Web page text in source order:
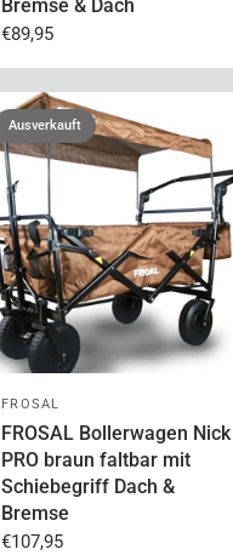
Bremse & Dach
€89,95
Ausverkauft
FROSAL
FROSAL Bollerwagen Nick
PRO braun faltbar mit
Schiebegriff Dach &
Bremse
€107,95